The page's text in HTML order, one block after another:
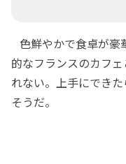
色鮮やかで食卓が豪
的なフランスのカフ
れない。上手にでき
そうだ。